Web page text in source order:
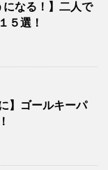
になる！】二人で
５選！
】ゴールキーパ